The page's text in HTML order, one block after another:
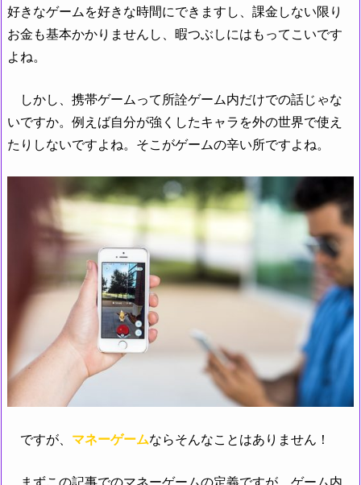
好きなゲームを好きな時間にできますし、課金しない限り
お金も基本かかりませんし、暇つぶしにはもってこいです
よね。
しかし、携帯ゲームって所詮ゲーム内だけでの話じゃな
いですか。例えば自分が強くしたキャラを外の世界で使え
たりしないですよね。そこがゲームの辛い所ですよね。
ですが、 マネーゲームならそんなことはありません！